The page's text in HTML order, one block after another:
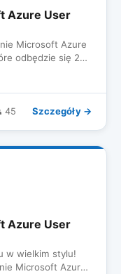
Azure User
Microsoft Azure
odbędzie się 27
45 Szczegóły →
Azure User
w wielkim stylu!
Microsoft Azure